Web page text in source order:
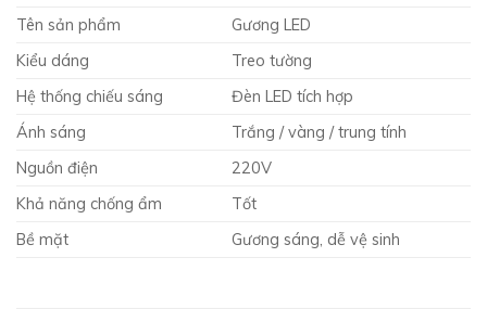
Tên sản phẩm
Gương LED
Kiểu dáng
Treo tường
Hệ thống chiếu sáng
Đèn LED tích hợp
Ánh sáng
Trắng / vàng / trung tính
Nguồn điện
220V
Khả năng chống ẩm
Tốt
Bề mặt
Gương sáng, dễ vệ sinh